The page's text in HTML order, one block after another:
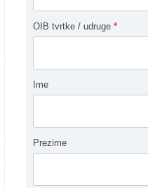
OIB tvrtke / udruge *
Ime
Prezime